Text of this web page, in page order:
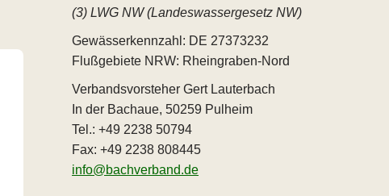
(3) LWG NW (Landeswassergesetz NW)
Gewässerkennzahl: DE 27373232
Flußgebiete NRW: Rheingraben-Nord
Verbandsvorsteher Gert Lauterbach
In der Bachaue, 50259 Pulheim
Tel.: +49 2238 50794
Fax: +49 2238 808445
info@bachverband.de